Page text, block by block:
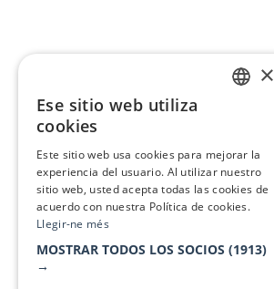
×
Ese sitio web utiliza
cookies
Este sitio web usa cookies para mejorar la
experiencia del usuario. Al utilizar nuestro
sitio web, usted acepta todas las cookies de
acuerdo con nuestra Política de cookies.
Llegir-ne més
MOSTRAR TODOS LOS SOCIOS (1913)
→